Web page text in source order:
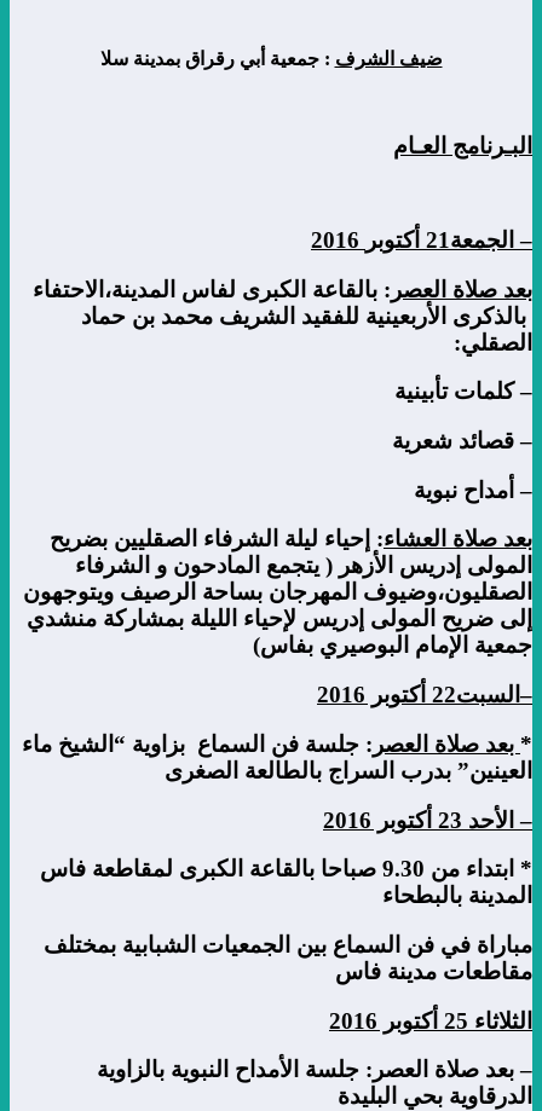
ضيف الشرف :جمعية أبي رقراق بمدينة سلا
البـرنامج العـام
– الجمعة21 أكتوبر
بعد صلاة العصر : بالقاعة الكبرى لفاس المدينة،الاحتفاء
بالذكرى الأربعينية للفقيد الشريف محمد بن حماد
الصقلي:
–كلمات تأبينية
–قصائد شعرية
– أمداح نبوية
بعد صلاة العشاء: إحياء ليلة الشرفاء الصقليين بضريح
المولى إدريس الأزهر ( يتجمع المادحون و الشرفاء
الصقليون،وضيوف المهرجان بساحة الرصيف ويتوجهون
إلى ضريح المولى إدريس لإحياء الليلة بمشاركة منشدي
جمعية الإمام البوصيري بفاس)
– السبت22 أكتوبر 2016
* بعد صلاة العصر : جلسة فن السماع بزاوية “الشيخ ماء
العينين” بدرب السراج بالطالعة الصغرى
– الأحد 23 أكتوبر 2016
* ابتداء من 9.30 صباحا بالقاعة الكبرى لمقاطعة فاس
المدينة بالبطحاء
مباراة في فن السماع بين الجمعيات الشبابية بمختلف
مقاطعات مدينة فاس
الثلاثاء 25 أكتوبر 2016
–بعد صلاة العصر : جلسة الأمداح النبوية بالزاوية
الدرقاوية بحي البليدة